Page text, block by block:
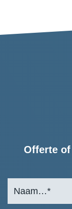
Offerte